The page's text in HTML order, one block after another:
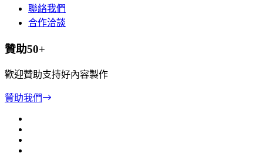
聯絡我們
合作洽談
贊助50+
歡迎贊助支持好內容製作
贊助我們